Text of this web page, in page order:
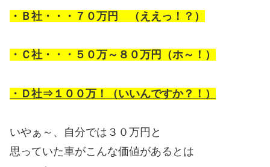
・Ｂ社・・・７０万円 （ええっ！？）
・Ｃ社・・・５０万～８０万円（ホ～！）
・Ｄ社⇒１００万！（いいんですか？！）
いやぁ～、自分では３０万円と
思っていた車がこんな価値があるとは